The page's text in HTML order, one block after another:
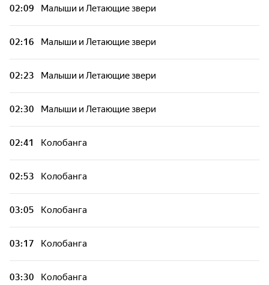
02:09 Малыши и Летающие звери
02:16 Малыши и Летающие звери
02:23 Малыши и Летающие звери
02:30 Малыши и Летающие звери
02:41 Колобанга
02:53 Колобанга
03:05 Колобанга
03:17 Колобанга
03:30 Колобанга